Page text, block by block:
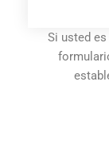
Si usted